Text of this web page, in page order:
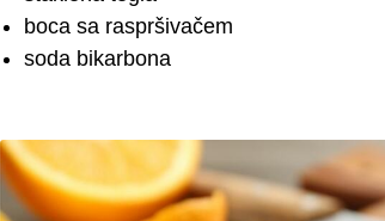
boca sa raspršivačem
soda bikarbona